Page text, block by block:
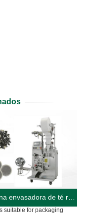
Máquina envasadora de té redondo YS-66
suitable for packaging